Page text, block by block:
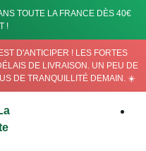
TOUTE LA FRANCE DÈS 40€
!
D'ANTICIPER ! LES FORTES
DE LIVRAISON. UN PEU DE
DE TRANQUILLITÉ DEMAIN. ☀️